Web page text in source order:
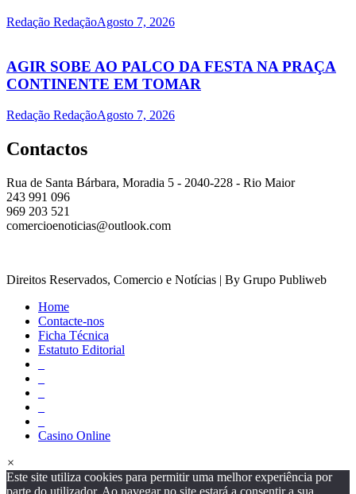
Redação RedaçãoAgosto 7, 2026
AGIR SOBE AO PALCO DA FESTA NA PRAÇA
CONTINENTE EM TOMAR
Redação RedaçãoAgosto 7, 2026
Contactos
Rua de Santa Bárbara, Moradia 5 - 2040-228 - Rio Maior
243 991 096
969 203 521
comercioenoticias@outlook.com
Direitos Reservados, Comercio e Notícias | By Grupo Publiweb
Home
Contacte-nos
Ficha Técnica
Estatuto Editorial
Casino Online
×
Este site utiliza cookies para permitir uma melhor experiência por
parte do utilizador. Ao navegar no site estará a consentir a sua